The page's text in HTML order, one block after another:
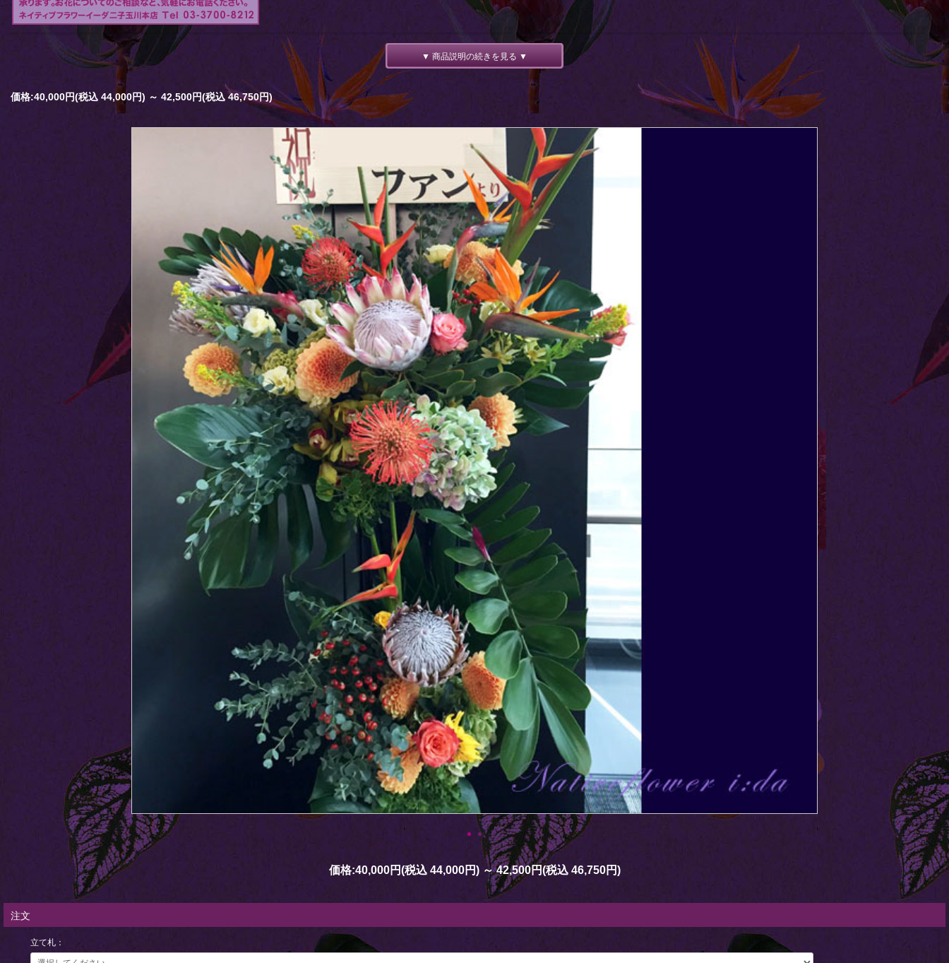
▼ 商品説明の続きを見る ▼
価格:40,000円(税込 44,000円) ～ 42,500円(税込 46,750円)
価格:40,000円(税込 44,000円) ～ 42,500円(税込 46,750円)
注文
立て札：